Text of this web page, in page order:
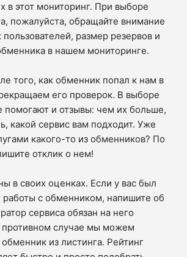
в этот мониторинг. При выборе
пожалуйста, обращайте внимание
пользователей, размер резервов и
в нашем мониторинге.
того, как обменник попал к нам в
его проверок. В выборе
помогают и отзывы: чем их больше,
какой сервис вам подходит. Уже
какого-то из обменников? По
отклик о нем!
в своих оценках. Если у вас был
работы с обменником, напишите об
сервиса обязан на него
противном случае мы можем
из листинга. Рейтинг